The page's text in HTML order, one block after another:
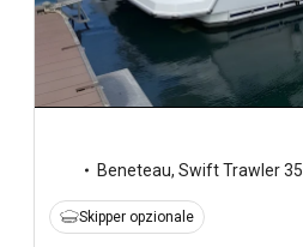
Beneteau, Swift Trawler 35
Skipper opzionale